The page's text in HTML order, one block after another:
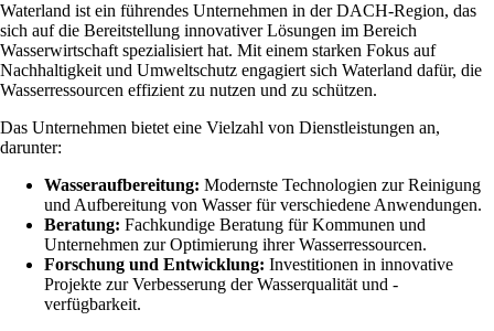
Waterland ist ein führendes Unternehmen in der DACH-Region, das
sich auf die Bereitstellung innovativer Lösungen im Bereich
Wasserwirtschaft spezialisiert hat. Mit einem starken Fokus auf
Nachhaltigkeit und Umweltschutz engagiert sich Waterland dafür, die
Wasserressourcen effizient zu nutzen und zu schützen.
Das Unternehmen bietet eine Vielzahl von Dienstleistungen an,
darunter:
Wasseraufbereitung: Modernste Technologien zur Reinigung
und Aufbereitung von Wasser für verschiedene Anwendungen.
Beratung: Fachkundige Beratung für Kommunen und
Unternehmen zur Optimierung ihrer Wasserressourcen.
Forschung und Entwicklung: Investitionen in innovative
Projekte zur Verbesserung der Wasserqualität und -
verfügbarkeit.